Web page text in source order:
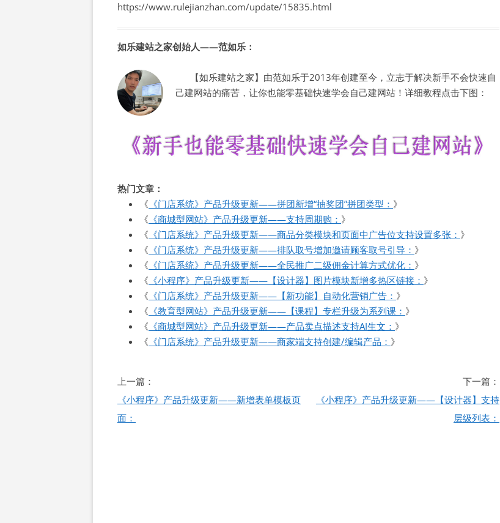
https://www.rulejianzhan.com/update/15835.html
如乐建站之家创始人——范如乐：
【如乐建站之家】由范如乐于2013年创建至今，立志于解决新手不会快速自
己建网站的痛苦，让你也能零基础快速学会自己建网站！详细教程点击下图：
热门文章：
《 《门店系统》产品升级更新——拼团新增“抽奖团”拼团类型： 》
《 《商城型网站》产品升级更新——支持周期购： 》
《 《门店系统》产品升级更新——商品分类模块和页面中广告位支持设置多张： 》
《 《门店系统》产品升级更新——排队取号增加邀请顾客取号引导： 》
《 《门店系统》产品升级更新——全民推广二级佣金计算方式优化： 》
《 《小程序》产品升级更新——【设计器】图片模块新增多热区链接： 》
《 《门店系统》产品升级更新——【新功能】自动化营销广告： 》
《 《教育型网站》产品升级更新——【课程】专栏升级为系列课： 》
《 《商城型网站》产品升级更新——产品卖点描述支持AI生文： 》
《 《门店系统》产品升级更新——商家端支持创建/编辑产品： 》
文
章
导
上一篇：
《小程序》产品升级更新——新增表单模板页
面：
下一篇：
《小程序》产品升级更新——【设计器】支持
层级列表：